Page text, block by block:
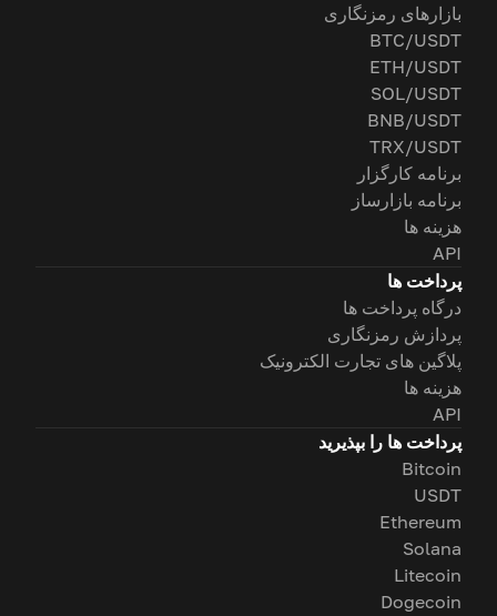
بازارهای رمزنگاری
BTC/USDT
ETH/USDT
SOL/USDT
BNB/USDT
TRX/USDT
برنامه کارگزار
برنامه بازارساز
هزینه ها
API
پرداخت ها
درگاه پرداخت ها
پردازش رمزنگاری
پلاگین های تجارت الکترونیک
هزینه ها
API
پرداخت ها را بپذیرید
Bitcoin
USDT
Ethereum
Solana
Litecoin
Dogecoin